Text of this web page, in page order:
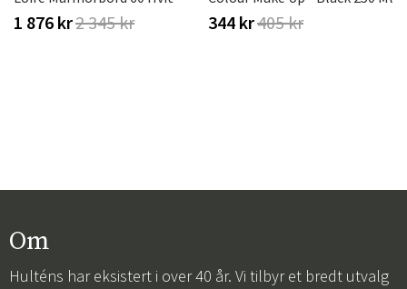
1 876 kr2 345 kr 344 kr405 kr
Om
Hulténs har eksistert i over 40 år. Vi tilbyr et bredt utvalg